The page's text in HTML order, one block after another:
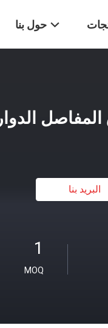
حول بنا
البريد بنا
1
MOQ